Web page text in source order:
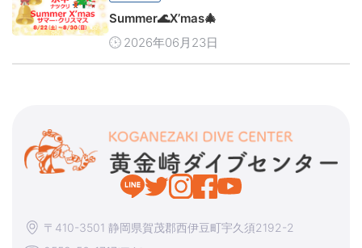
Summer🌊X’mas🎄
2026年06月23日
〒410-3501 静岡県賀茂郡西伊豆町宇久須2192-2